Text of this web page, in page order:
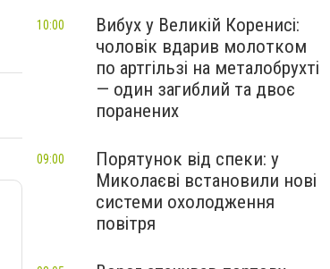
Вибух у Великій Коренисі:
чоловік вдарив молотком
по артгільзі на металобрухті
— один загиблий та двоє
поранених
10:00
Порятунок від спеки: у
Миколаєві встановили нові
системи охолодження
повітря
09:00